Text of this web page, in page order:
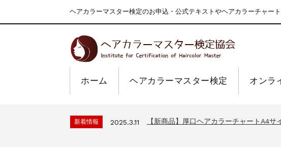
ヘアカラーマスター検定のお申込・公式テキストやヘアカラーチャー
ホーム ヘアカラーマスター検定 オンラ
2024.4.9 一部ヘアカラーチャートのお値引きを行い
新着情報 2025.3.11 【新商品】厚口ヘアカラーチャートA4サ